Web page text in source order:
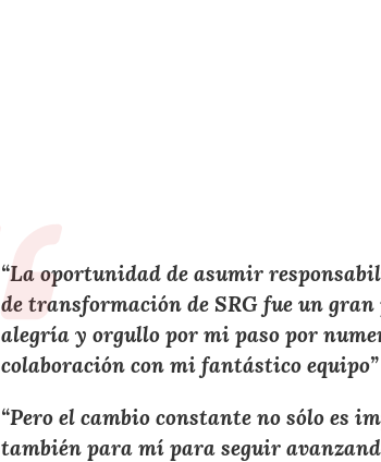
“La oportunidad de asumir
de transformación de SRG fue un
alegría y orgullo por mi paso por
colaboración con mi fantástico equipo”
“Pero el cambio constante no sólo es
también para mí para seguir